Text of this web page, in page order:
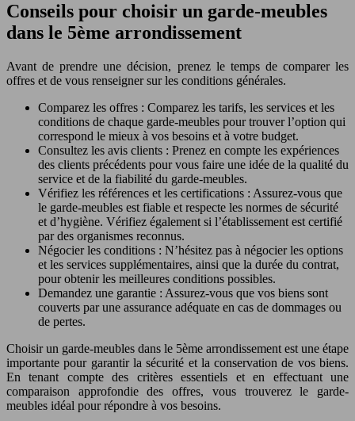
Conseils pour choisir un garde-meubles
dans le 5ème arrondissement
Avant de prendre une décision, prenez le temps de comparer les
offres et de vous renseigner sur les conditions générales.
Comparez les offres : Comparez les tarifs, les services et les
conditions de chaque garde-meubles pour trouver l’option qui
correspond le mieux à vos besoins et à votre budget.
Consultez les avis clients : Prenez en compte les expériences
des clients précédents pour vous faire une idée de la qualité du
service et de la fiabilité du garde-meubles.
Vérifiez les références et les certifications : Assurez-vous que
le garde-meubles est fiable et respecte les normes de sécurité
et d’hygiène. Vérifiez également si l’établissement est certifié
par des organismes reconnus.
Négocier les conditions : N’hésitez pas à négocier les options
et les services supplémentaires, ainsi que la durée du contrat,
pour obtenir les meilleures conditions possibles.
Demandez une garantie : Assurez-vous que vos biens sont
couverts par une assurance adéquate en cas de dommages ou
de pertes.
Choisir un garde-meubles dans le 5ème arrondissement est une étape
importante pour garantir la sécurité et la conservation de vos biens.
En tenant compte des critères essentiels et en effectuant une
comparaison approfondie des offres, vous trouverez le garde-
meubles idéal pour répondre à vos besoins.